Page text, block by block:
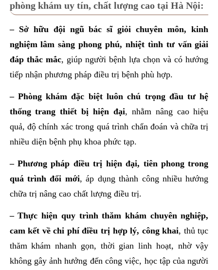
phòng khám uy tín, chất lượng cao tại Hà Nội:
– Sở hữu đội ngũ bác sĩ giỏi chuyên môn, kinh
nghiệm lâm sàng phong phú, nhiệt tình tư vấn giải
đáp thắc mắc, giúp người bệnh lựa chọn và có hướng
tiếp nhận phương pháp điều trị bệnh phù hợp.
– Phòng khám đặc biệt luôn chú trọng đầu tư hệ
thống trang thiết bị hiện đại, nhằm nâng cao hiệu
quả, độ chính xác trong quá trình chẩn đoán và chữa trị
nhiều diện bệnh phụ khoa phức tạp.
– Phương pháp điều trị hiện đại, tiên phong trong
quá trình đổi mới, áp dụng thành công nhiều hướng
chữa trị nâng cao chất lượng điều trị.
– Thực hiện quy trình thăm khám chuyên nghiệp,
cam kết về chi phí điều trị hợp lý, công khai, thủ tục
thăm khám nhanh gọn, thời gian linh hoạt, nhờ vậy
không gây ảnh hưởng đến công việc, học tập của người